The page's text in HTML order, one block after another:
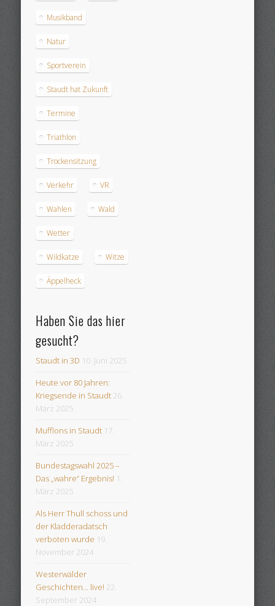
Musikband
Natur
Sportverein
Staudt hat Zukunft
Termine
Triathlon
Trockensitzung
Verkehr VR
Wahlen Wald
Wetter
Wildkatze Witze
Äppelheck
Haben Sie das hier
gesucht?
Staudt in 3D 10. Juni 2025
Heute vor 80 Jahren:
Kriegsende in Staudt 26.
März 2025
Mufflons in Staudt 17.
März 2025
Bundestagswahl 2025 –
Das „wahre“ Ergebnis! 1.
März 2025
Als Herr Thull schoss und
der Kladderadatsch
verboten wurde 19.
November 2024
Westerwälder
Geschichten… live! 22.
September 2024